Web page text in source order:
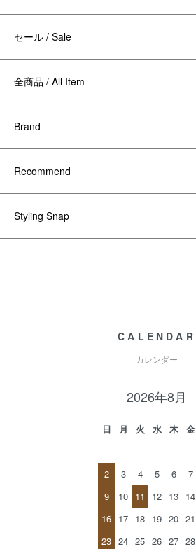
セール / Sale
全商品 / All Item
Brand
Recommend
Styling Snap
CALENDAR
カレンダー
2026年8月
日 月 火 水 木 金
2
3 4 5 6 7
9
10 11 12 13 14
16 17 18 19 20 21
23 24 25 26 27 28